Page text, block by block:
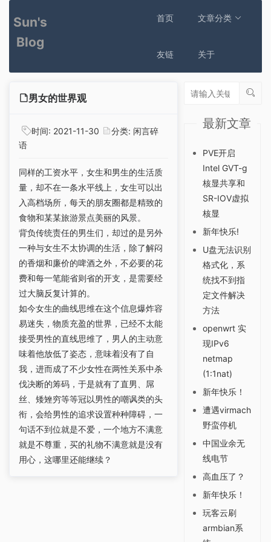
Sun's
Blog
首页 文章分类
友链 关于
男女的世界观
时间: 2021-11-30 分类: 闲言碎
语
同样的工资水平，女生和男生的生活质
量，却不在一条水平线上，女生可以出
入高档场所，每天的朋友圈都是精致的
食物和某某旅游景点美丽的风景。
背负传统责任的男生们，却过的是另外
一种与女生不太协调的生活，除了解闷
的香烟和廉价的啤酒之外，不必要的花
费和每一笔能省则省的开支，是需要经
过大脑反复计算的。
如今女生的曲线思维在这个信息爆炸容
易迷失，物质充盈的世界，已经不太能
接受男性的直线思维了，男人的主动意
味着他放低了姿态，意味着没有了自
我，进而成了不少女性在两性关系中杀
伐决断的筹码，于是就有了直男、屌
丝、矮矬穷等等冠以男性的嘲讽类的头
衔，会给男性的追求设置种种障碍，一
句话不到位就是不爱，一个地方不满意
就是不尊重，买的礼物不满意就是没有
用心，这哪里还能继续？
最新文章
PVE开启
Intel GVT-g
核显共享和
SR-IOV虚拟
核显
新年快乐!
U盘无法识别
格式化，系
统找不到指
定文件解决
方法
openwrt 实
现IPv6
netmap
(1:1nat)
新年快乐！
遭遇virmach
野蛮停机
中国业余无
线电节
高血压了？
新年快乐！
玩客云刷
armbian系